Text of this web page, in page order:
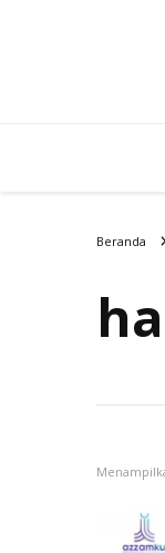
Beranda